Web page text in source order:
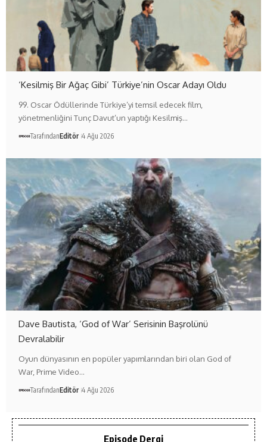
‘Kesilmiş Bir Ağaç Gibi’ Türkiye’nin Oscar Adayı Oldu
99. Oscar Ödüllerinde Türkiye’yi temsil edecek film,
yönetmenliğini Tunç Davut’un yaptığı Kesilmiş…
TarafındanEditör 4 Ağu 2026
Dave Bautista, ‘God of War’ Serisinin Başrolünü
Devralabilir
Oyun dünyasının en popüler yapımlarından biri olan God of
War, Prime Video…
TarafındanEditör 4 Ağu 2026
Episode Dergi